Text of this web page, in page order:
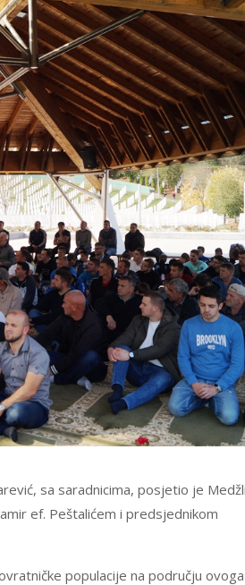
sa saradnicima, posjetio je
ef. Peštalićem i predsjednikom
populacije na području ovoga